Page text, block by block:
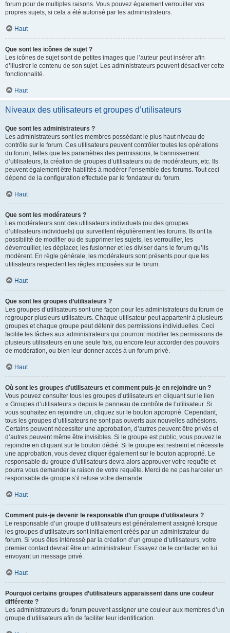
forum pour de multiples raisons. Vous pouvez également verrouiller vos
propres sujets, si cela a été autorisé par les administrateurs.
Haut
Que sont les icônes de sujet ?
Les icônes de sujet sont de petites images que l’auteur peut insérer afin
d’illustrer le contenu de son sujet. Les administrateurs peuvent désactiver cette
fonctionnalité.
Haut
Niveaux des utilisateurs et groupes d’utilisateurs
Que sont les administrateurs ?
Les administrateurs sont les membres possédant le plus haut niveau de
contrôle sur le forum. Ces utilisateurs peuvent contrôler toutes les opérations
du forum, telles que les paramètres des permissions, le bannissement
d’utilisateurs, la création de groupes d’utilisateurs ou de modérateurs, etc. Ils
peuvent également être habilités à modérer l’ensemble des forums. Tout ceci
dépend de la configuration effectuée par le fondateur du forum.
Haut
Que sont les modérateurs ?
Les modérateurs sont des utilisateurs individuels (ou des groupes
d’utilisateurs individuels) qui surveillent régulièrement les forums. Ils ont la
possibilité de modifier ou de supprimer les sujets, les verrouiller, les
déverrouiller, les déplacer, les fusionner et les diviser dans le forum qu’ils
modèrent. En règle générale, les modérateurs sont présents pour que les
utilisateurs respectent les règles imposées sur le forum.
Haut
Que sont les groupes d’utilisateurs ?
Les groupes d’utilisateurs sont une façon pour les administrateurs du forum de
regrouper plusieurs utilisateurs. Chaque utilisateur peut appartenir à plusieurs
groupes et chaque groupe peut détenir des permissions individuelles. Ceci
facilite les tâches aux administrateurs qui pourront modifier les permissions de
plusieurs utilisateurs en une seule fois, ou encore leur accorder des pouvoirs
de modération, ou bien leur donner accès à un forum privé.
Haut
Où sont les groupes d’utilisateurs et comment puis-je en rejoindre un ?
Vous pouvez consulter tous les groupes d’utilisateurs en cliquant sur le lien
« Groupes d’utilisateurs » depuis le panneau de contrôle de l’utilisateur. Si
vous souhaitez en rejoindre un, cliquez sur le bouton approprié. Cependant,
tous les groupes d’utilisateurs ne sont pas ouverts aux nouvelles adhésions.
Certains peuvent nécessiter une approbation, d’autres peuvent être privés et
d’autres peuvent même être invisibles. Si le groupe est public, vous pouvez le
rejoindre en cliquant sur le bouton dédié. Si le groupe est restreint et nécessite
une approbation, vous devez cliquer également sur le bouton approprié. Le
responsable du groupe d’utilisateurs devra alors approuver votre requête et
pourra vous demander la raison de votre requête. Merci de ne pas harceler un
responsable de groupe s’il refuse votre demande.
Haut
Comment puis-je devenir le responsable d’un groupe d’utilisateurs ?
Le responsable d’un groupe d’utilisateurs est généralement assigné lorsque
les groupes d’utilisateurs sont initialement créés par un administrateur du
forum. Si vous êtes intéressé par la création d’un groupe d’utilisateurs, votre
premier contact devrait être un administrateur. Essayez de le contacter en lui
envoyant un message privé.
Haut
Pourquoi certains groupes d’utilisateurs apparaissent dans une couleur
différente ?
Les administrateurs du forum peuvent assigner une couleur aux membres d’un
groupe d’utilisateurs afin de faciliter leur identification.